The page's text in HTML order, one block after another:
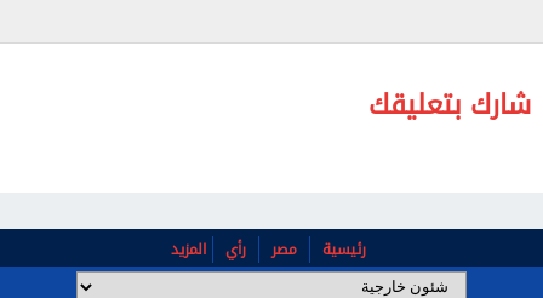
وتعد قاعدة نور خان منشأة عسكرية استراتيجية تقع قرب
مدينة روالبندي العسكرية في باكستان.
شارك بتعليقك
رئيسية مصر رأي المزيد